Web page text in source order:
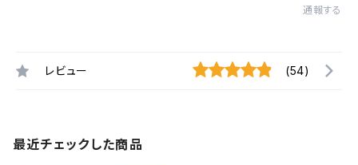
通報する
レビュー (54)
最近チェックした商品